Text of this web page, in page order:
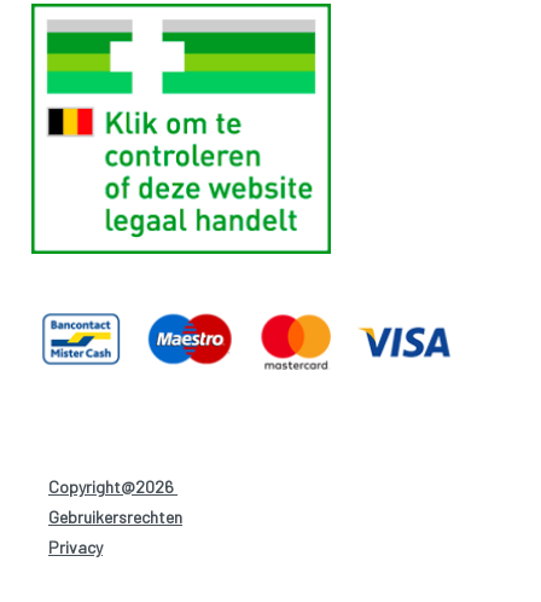
Copyright@2026
Gebruikersrechten
Privacy-